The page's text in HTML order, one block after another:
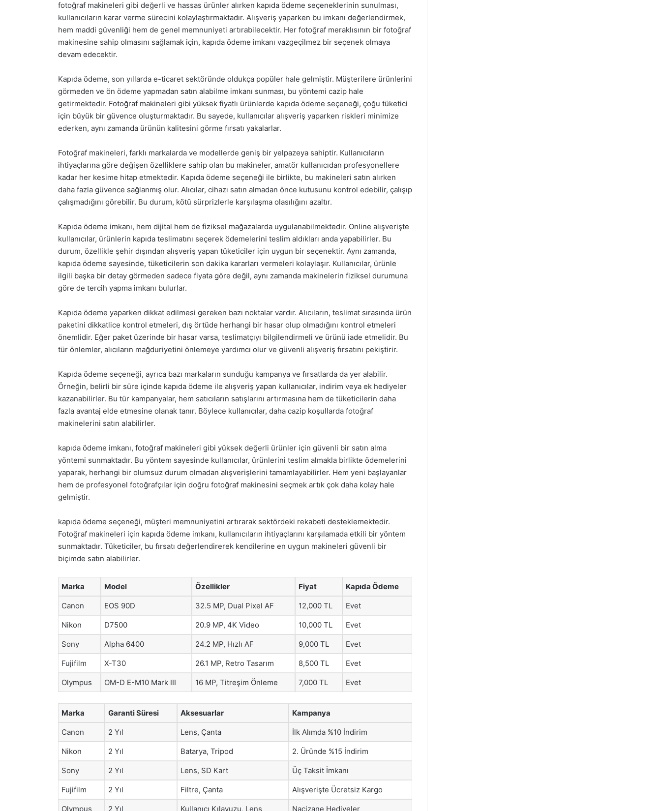
fotoğraf makineleri gibi değerli ve hassas ürünler alırken kapıda ödeme seçeneklerinin sunulması,
kullanıcıların karar verme sürecini kolaylaştırmaktadır. Alışveriş yaparken bu imkanı değerlendirmek,
hem maddi güvenliği hem de genel memnuniyeti artırabilecektir. Her fotoğraf meraklısının bir fotoğraf
makinesine sahip olmasını sağlamak için, kapıda ödeme imkanı vazgeçilmez bir seçenek olmaya
devam edecektir.
Kapıda ödeme, son yıllarda e-ticaret sektöründe oldukça popüler hale gelmiştir. Müşterilere ürünlerini
görmeden ve ön ödeme yapmadan satın alabilme imkanı sunması, bu yöntemi cazip hale
getirmektedir. Fotoğraf makineleri gibi yüksek fiyatlı ürünlerde kapıda ödeme seçeneği, çoğu tüketici
için büyük bir güvence oluşturmaktadır. Bu sayede, kullanıcılar alışveriş yaparken riskleri minimize
ederken, aynı zamanda ürünün kalitesini görme fırsatı yakalarlar.
Fotoğraf makineleri, farklı markalarda ve modellerde geniş bir yelpazeya sahiptir. Kullanıcıların
ihtiyaçlarına göre değişen özelliklere sahip olan bu makineler, amatör kullanıcıdan profesyonellere
kadar her kesime hitap etmektedir. Kapıda ödeme seçeneği ile birlikte, bu makineleri satın alırken
daha fazla güvence sağlanmış olur. Alıcılar, cihazı satın almadan önce kutusunu kontrol edebilir, çalışıp
çalışmadığını görebilir. Bu durum, kötü sürprizlerle karşılaşma olasılığını azaltır.
Kapıda ödeme imkanı, hem dijital hem de fiziksel mağazalarda uygulanabilmektedir. Online alışverişte
kullanıcılar, ürünlerin kapıda teslimatını seçerek ödemelerini teslim aldıkları anda yapabilirler. Bu
durum, özellikle şehir dışından alışveriş yapan tüketiciler için uygun bir seçenektir. Aynı zamanda,
kapıda ödeme sayesinde, tüketicilerin son dakika kararları vermeleri kolaylaşır. Kullanıcılar, ürünle
ilgili başka bir detay görmeden sadece fiyata göre değil, aynı zamanda makinelerin fiziksel durumuna
göre de tercih yapma imkanı bulurlar.
Kapıda ödeme yaparken dikkat edilmesi gereken bazı noktalar vardır. Alıcıların, teslimat sırasında ürün
paketini dikkatlice kontrol etmeleri, dış örtüde herhangi bir hasar olup olmadığını kontrol etmeleri
önemlidir. Eğer paket üzerinde bir hasar varsa, teslimatçıyı bilgilendirmeli ve ürünü iade etmelidir. Bu
tür önlemler, alıcıların mağduriyetini önlemeye yardımcı olur ve güvenli alışveriş fırsatını pekiştirir.
Kapıda ödeme seçeneği, ayrıca bazı markaların sunduğu kampanya ve fırsatlarda da yer alabilir.
Örneğin, belirli bir süre içinde kapıda ödeme ile alışveriş yapan kullanıcılar, indirim veya ek hediyeler
kazanabilirler. Bu tür kampanyalar, hem satıcıların satışlarını artırmasına hem de tüketicilerin daha
fazla avantaj elde etmesine olanak tanır. Böylece kullanıcılar, daha cazip koşullarda fotoğraf
makinelerini satın alabilirler.
kapıda ödeme imkanı, fotoğraf makineleri gibi yüksek değerli ürünler için güvenli bir satın alma
yöntemi sunmaktadır. Bu yöntem sayesinde kullanıcılar, ürünlerini teslim almakla birlikte ödemelerini
yaparak, herhangi bir olumsuz durum olmadan alışverişlerini tamamlayabilirler. Hem yeni başlayanlar
hem de profesyonel fotoğrafçılar için doğru fotoğraf makinesini seçmek artık çok daha kolay hale
gelmiştir.
kapıda ödeme seçeneği, müşteri memnuniyetini artırarak sektördeki rekabeti desteklemektedir.
Fotoğraf makineleri için kapıda ödeme imkanı, kullanıcıların ihtiyaçlarını karşılamada etkili bir yöntem
sunmaktadır. Tüketiciler, bu fırsatı değerlendirerek kendilerine en uygun makineleri güvenli bir
biçimde satın alabilirler.
Marka Model Özellikler Fiyat Kapıda Ödeme
Canon EOS 90D 32.5 MP, Dual Pixel AF 12,000 TL Evet
Nikon D7500 20.9 MP, 4K Video 10,000 TL Evet
Sony Alpha 6400 24.2 MP, Hızlı AF 9,000 TL Evet
Fujifilm X-T30 26.1 MP, Retro Tasarım 8,500 TL Evet
Olympus OM-D E-M10 Mark III 16 MP, Titreşim Önleme 7,000 TL Evet
Marka Garanti Süresi Aksesuarlar Kampanya
Canon 2 Yıl Lens, Çanta İlk Alımda %10 İndirim
Nikon 2 Yıl Batarya, Tripod 2. Üründe %15 İndirim
Sony 2 Yıl Lens, SD Kart Üç Taksit İmkanı
Fujifilm 2 Yıl Filtre, Çanta Alışverişte Ücretsiz Kargo
Olympus 2 Yıl Kullanıcı Kılavuzu, Lens Naçizane Hediyeler